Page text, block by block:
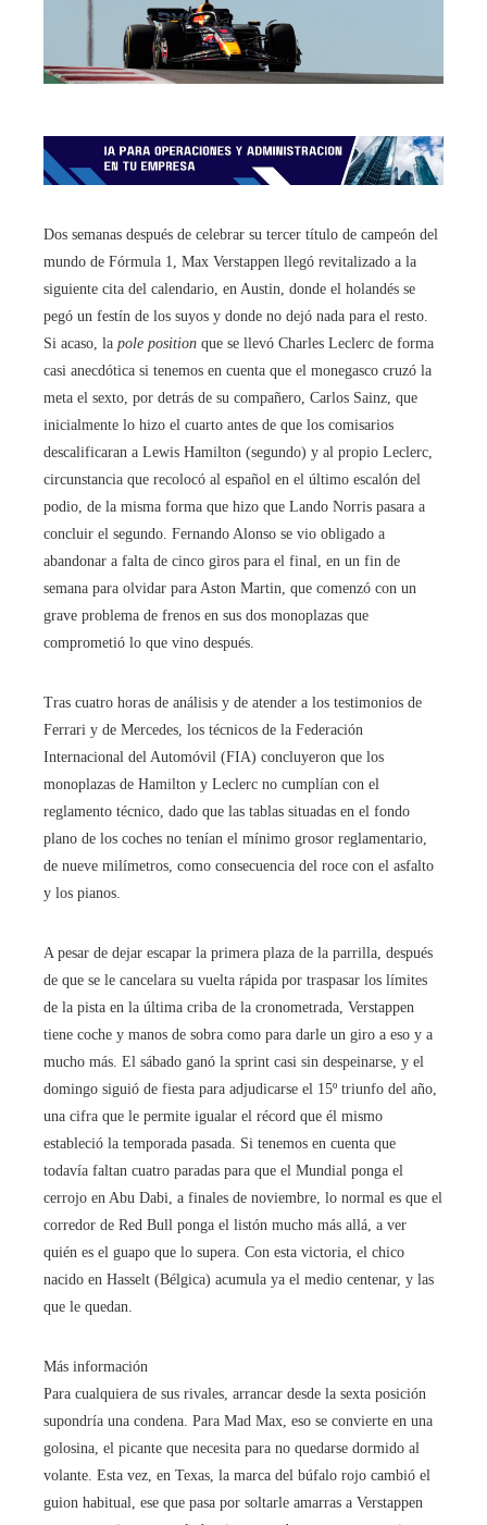
Dos semanas después de celebrar su tercer título de campeón del
mundo de Fórmula 1, Max Verstappen llegó revitalizado a la
siguiente cita del calendario, en Austin, donde el holandés se
pegó un festín de los suyos y donde no dejó nada para el resto.
Si acaso, la pole position que se llevó Charles Leclerc de forma
casi anecdótica si tenemos en cuenta que el monegasco cruzó la
meta el sexto, por detrás de su compañero, Carlos Sainz, que
inicialmente lo hizo el cuarto antes de que los comisarios
descalificaran a Lewis Hamilton (segundo) y al propio Leclerc,
circunstancia que recolocó al español en el último escalón del
podio, de la misma forma que hizo que Lando Norris pasara a
concluir el segundo. Fernando Alonso se vio obligado a
abandonar a falta de cinco giros para el final, en un fin de
semana para olvidar para Aston Martin, que comenzó con un
grave problema de frenos en sus dos monoplazas que
comprometió lo que vino después.
Tras cuatro horas de análisis y de atender a los testimonios de
Ferrari y de Mercedes, los técnicos de la Federación
Internacional del Automóvil (FIA) concluyeron que los
monoplazas de Hamilton y Leclerc no cumplían con el
reglamento técnico, dado que las tablas situadas en el fondo
plano de los coches no tenían el mínimo grosor reglamentario,
de nueve milímetros, como consecuencia del roce con el asfalto
y los pianos.
A pesar de dejar escapar la primera plaza de la parrilla, después
de que se le cancelara su vuelta rápida por traspasar los límites
de la pista en la última criba de la cronometrada, Verstappen
tiene coche y manos de sobra como para darle un giro a eso y a
mucho más. El sábado ganó la sprint casi sin despeinarse, y el
domingo siguió de fiesta para adjudicarse el 15º triunfo del año,
una cifra que le permite igualar el récord que él mismo
estableció la temporada pasada. Si tenemos en cuenta que
todavía faltan cuatro paradas para que el Mundial ponga el
cerrojo en Abu Dabi, a finales de noviembre, lo normal es que el
corredor de Red Bull ponga el listón mucho más allá, a ver
quién es el guapo que lo supera. Con esta victoria, el chico
nacido en Hasselt (Bélgica) acumula ya el medio centenar, y las
que le quedan.
Más información
Para cualquiera de sus rivales, arrancar desde la sexta posición
supondría una condena. Para Mad Max, eso se convierte en una
golosina, el picante que necesita para no quedarse dormido al
volante. Esta vez, en Texas, la marca del búfalo rojo cambió el
guion habitual, ese que pasa por soltarle amarras a Verstappen